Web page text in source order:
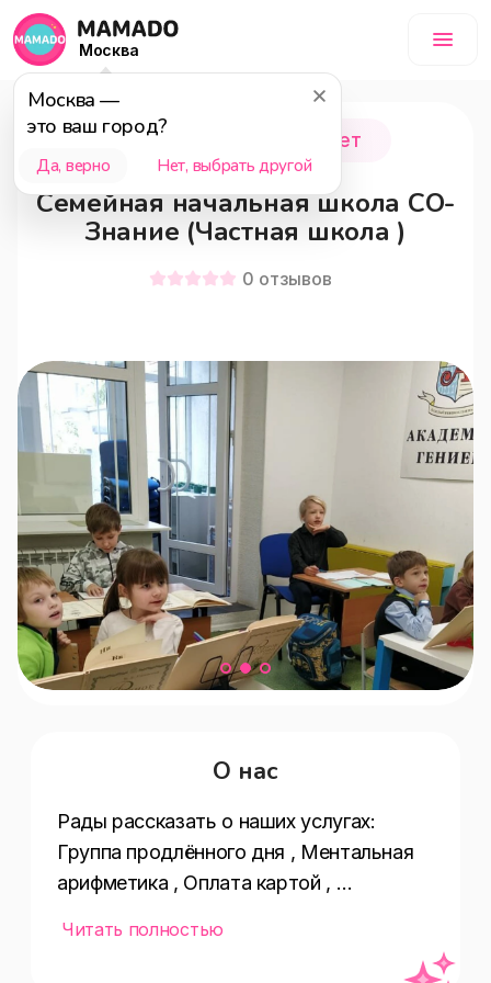
Москва
Москва —
это ваш город?
Да, верно Нет, выбрать другой
Подольск 0 - 6 лет
Семейная начальная школа СО-
Знание (Частная школа )
0 отзывов
О нас
Рады рассказать о наших услугах:
Группа продлённого дня , Ментальная
арифметика , Оплата картой ,
детей(биология,астрономия,журналист
Читать полностью